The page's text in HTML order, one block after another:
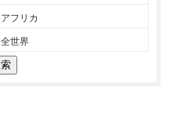
アフリカ
全世界